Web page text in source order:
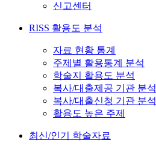
신고센터
RISS 활용도 분석
자료 현황 통계
주제별 활용통계 분석
학술지 활용도 분석
복사/대출제공 기관 분석
복사/대출신청 기관 분석
활용도 높은 주제
최신/인기 학술자료